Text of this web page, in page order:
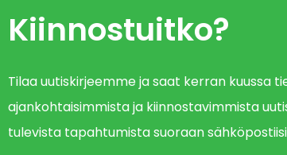
Kiinnostuitko?
Tilaa uutiskirjeemme ja saat kerran kuussa
ajankohtaisimmista ja kiinnostavimmista
tulevista tapahtumista suoraan